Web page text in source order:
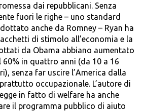
dai repubblicani. Senza
fuori le righe – uno standard
anche da Romney – Ryan ha
di stimolo all’economia e la
da Obama abbiano aumentato
in quattro anni (da 10 a 16
senza far uscire l’America dalla
occupazionale. L’autore di
in fatto di welfare ha anche
il programma pubblico di aiuto